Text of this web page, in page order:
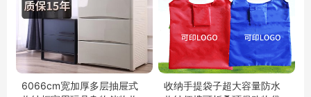
6066cm宽加厚多层抽屉式
收纳手提袋子超大容量防水